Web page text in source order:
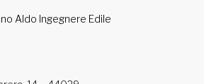
Aldo Ingegnere Edile